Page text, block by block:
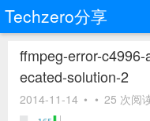
Techzero分享
ffmpeg-error-
ecated-solution-2
2014-11-14 • • 25 次阅